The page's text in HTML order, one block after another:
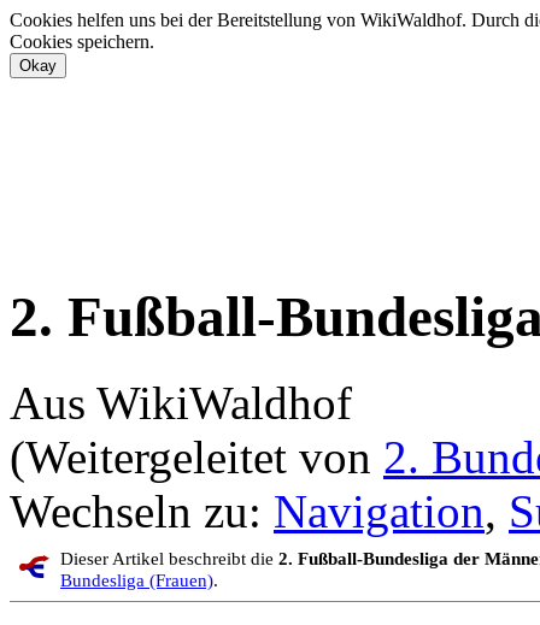
Cookies helfen uns bei der Bereitstellung von WikiWaldhof. Durch
Cookies speichern.
2. Fußball-
Aus WikiWaldhof
(Weitergeleitet von 2.
Wechseln zu: Navigation,
Dieser Artikel beschreibt die 2. Fußball-Bundesliga der
Bundesliga (Frauen).